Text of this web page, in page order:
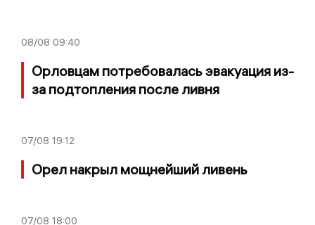
08/08 09:40
Орловцам потребовалась эвакуация из-
за подтопления после ливня
07/08 19:12
Орел накрыл мощнейший ливень
07/08 18:00